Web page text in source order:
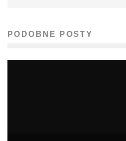
PODOBNE POSTY